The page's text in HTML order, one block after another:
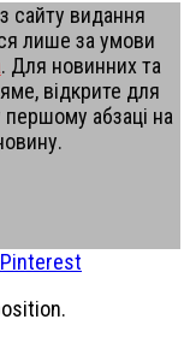
сайту видання
лише за умови
. Для новинних та
відкрите для
абзаці на
Pinterest